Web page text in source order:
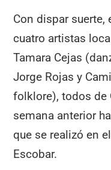
Con dispar
cuatro artistas
Tamara Cejas
Jorge Rojas y
folklore), todos de
semana anterior
que se realizó en
Escobar.